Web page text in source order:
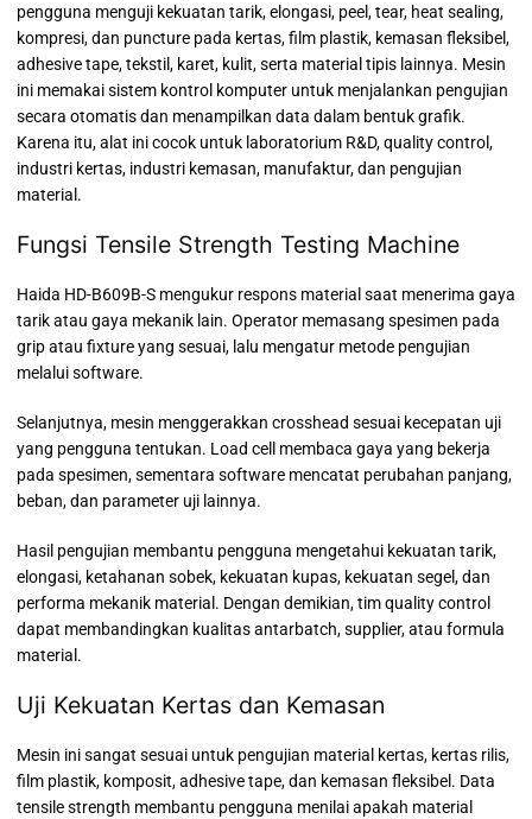
pengguna menguji kekuatan tarik, elongasi, peel, tear, heat sealing,
kompresi, dan puncture pada kertas, film plastik, kemasan fleksibel,
adhesive tape, tekstil, karet, kulit, serta material tipis lainnya. Mesin
ini memakai sistem kontrol komputer untuk menjalankan pengujian
secara otomatis dan menampilkan data dalam bentuk grafik.
Karena itu, alat ini cocok untuk laboratorium R&D, quality control,
industri kertas, industri kemasan, manufaktur, dan pengujian
material.
Fungsi Tensile Strength Testing Machine
Haida HD-B609B-S mengukur respons material saat menerima gaya
tarik atau gaya mekanik lain. Operator memasang spesimen pada
grip atau fixture yang sesuai, lalu mengatur metode pengujian
melalui software.
Selanjutnya, mesin menggerakkan crosshead sesuai kecepatan uji
yang pengguna tentukan. Load cell membaca gaya yang bekerja
pada spesimen, sementara software mencatat perubahan panjang,
beban, dan parameter uji lainnya.
Hasil pengujian membantu pengguna mengetahui kekuatan tarik,
elongasi, ketahanan sobek, kekuatan kupas, kekuatan segel, dan
performa mekanik material. Dengan demikian, tim quality control
dapat membandingkan kualitas antarbatch, supplier, atau formula
material.
Uji Kekuatan Kertas dan Kemasan
Mesin ini sangat sesuai untuk pengujian material kertas, kertas rilis,
film plastik, komposit, adhesive tape, dan kemasan fleksibel. Data
tensile strength membantu pengguna menilai apakah material